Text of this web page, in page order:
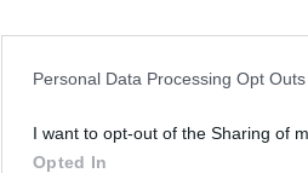
Personal Data Processing Opt Outs
I want to opt-out of the Sharing of
Opted In
“Bragança.
“Gold Award”
Internacional